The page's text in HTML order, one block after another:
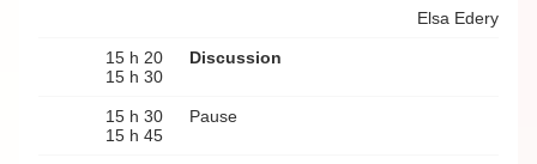
Elsa Edery
15 h 20
15 h 30
Discussion
15 h 30
15 h 45
Pause